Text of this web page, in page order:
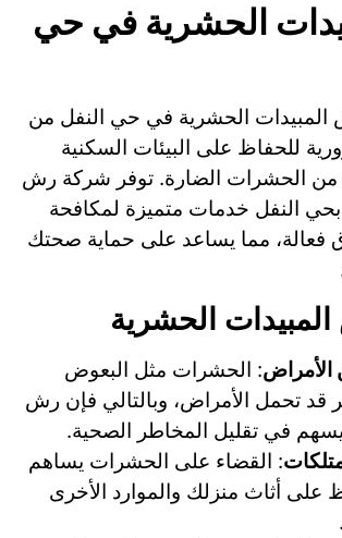
الحشرية في حي
المبيدات الحشرية في حي النفل من
للحفاظ على البيئات السكنية
من الحشرات الضارة. توفر شركة رش
النفل خدمات متميزة لمكافحة
مما يساعد على حماية صحتك
الحشرية
الأمراض: الحشرات مثل البعوض
قد تحمل الأمراض، وبالتالي فإن رش
يسهم في تقليل المخاطر الصحية.
: القضاء على الحشرات يساهم
على أثاث منزلك والموارد الأخرى